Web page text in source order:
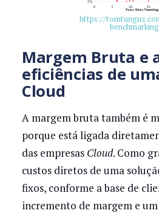
https://
Margem Bruta e
eficiências de
Cloud
A margem bruta também é
porque está ligada
das empresas Cloud. Como
custos diretos de uma
fixos, conforme a base de
incremento de margem e